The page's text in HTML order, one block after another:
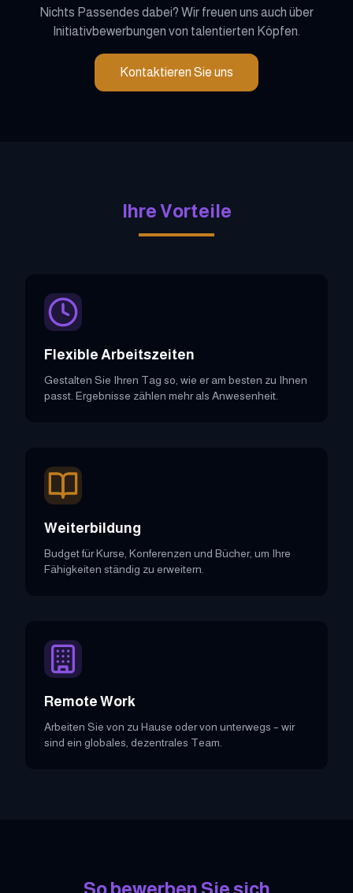
Nichts Passendes dabei? Wir freuen uns auch über
Initiativbewerbungen von talentierten Köpfen.
Kontaktieren Sie uns
Ihre Vorteile
Flexible Arbeitszeiten
Gestalten Sie Ihren Tag so, wie er am besten zu Ihnen
passt. Ergebnisse zählen mehr als Anwesenheit.
Weiterbildung
Budget für Kurse, Konferenzen und Bücher, um Ihre
Fähigkeiten ständig zu erweitern.
Remote Work
Arbeiten Sie von zu Hause oder von unterwegs – wir
sind ein globales, dezentrales Team.
So bewerben Sie sich